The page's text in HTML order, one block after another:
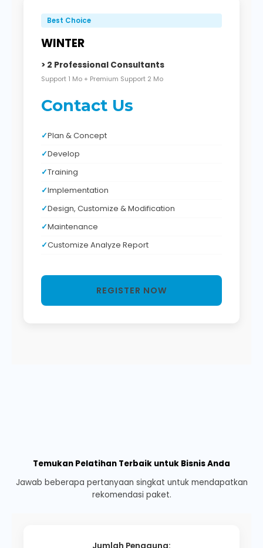
Best Choice
WINTER
> 2 Professional Consultants
Support 1 Mo + Premium Support 2 Mo
Contact Us
Plan & Concept
Develop
Training
Implementation
Design, Customize & Modification
Maintenance
Customize Analyze Report
REGISTER NOW
Temukan Pelatihan Terbaik untuk Bisnis Anda
Jawab beberapa pertanyaan singkat untuk mendapatkan
rekomendasi paket.